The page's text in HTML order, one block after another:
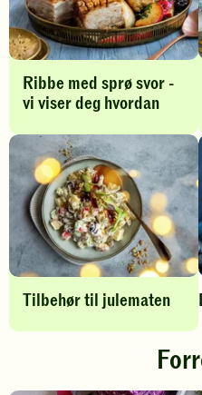
e
k
l
s
s
i
k
r
n
Ribbe med sprø svor -
vi viser deg hvordan
Tilbehør til julematen